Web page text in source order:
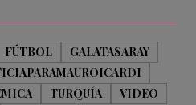
FÚTBOL
GALATASARAY
TURQUÍA
VIDEO